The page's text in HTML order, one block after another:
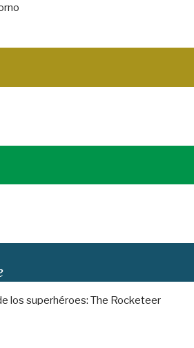
los superhéroes: The Rocketeer